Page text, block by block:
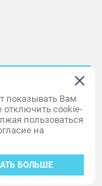
показывать Вам
cookie-
пользоваться
на
БОЛЬШЕ